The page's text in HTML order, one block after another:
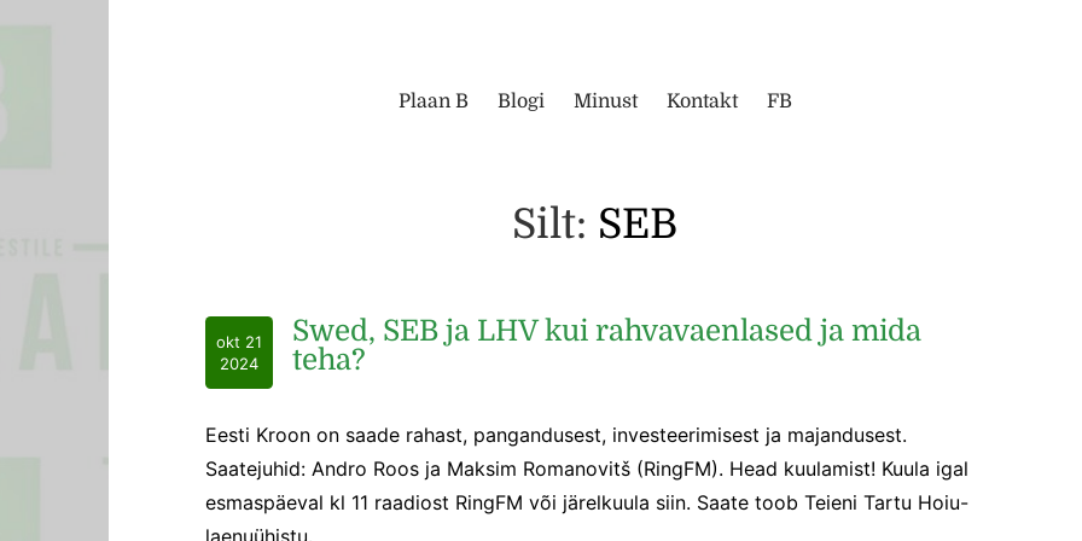
Plaan B Blogi Minust Kontakt FB
Silt: SEB
okt 21
2024
Swed, SEB ja LHV kui rahvavaenlased ja mida
teha?
Eesti Kroon on saade rahast, pangandusest, investeerimisest ja majandusest.
Saatejuhid: Andro Roos ja Maksim Romanovitš (RingFM). Head kuulamist! Kuula igal
esmaspäeval kl 11 raadiost RingFM või järelkuula siin. Saate toob Teieni Tartu Hoiu-
laenuühistu.